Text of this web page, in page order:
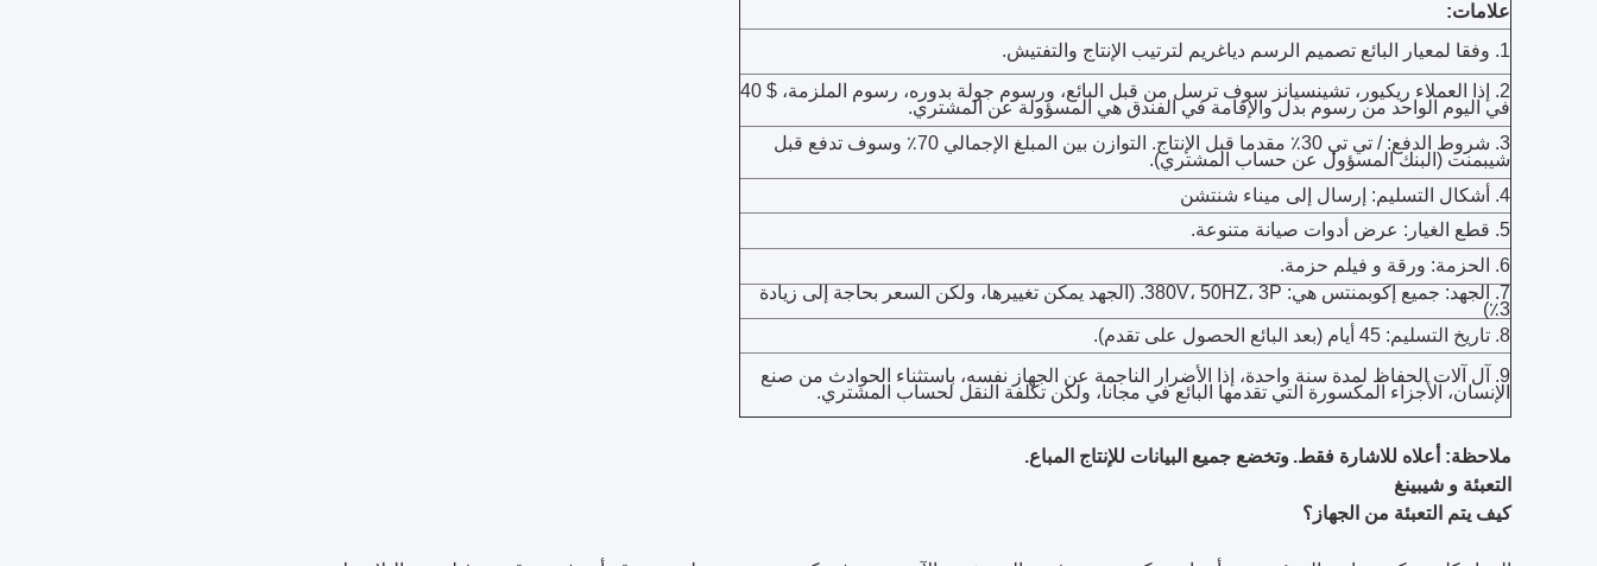
علامات:
1. وفقا لمعيار البائع تصميم الرسم دياغريم لترتيب الإنتاج والتفتيش.
2. إذا العملاء ريكيور، تشينسيانز سوف ترسل من قبل البائع، ورسوم جولة بدوره، رسوم الملزمة، $ 40
في اليوم الواحد من رسوم بدل والإقامة في الفندق هي المسؤولة عن المشتري.
3. شروط الدفع: / تي تي 30٪ مقدما قبل الإنتاج. التوازن بين المبلغ الإجمالي 70٪ وسوف تدفع قبل
شيبمنت (البنك المسؤول عن حساب المشتري).
4. أشكال التسليم: إرسال إلى ميناء شنتشن
5. قطع الغيار: عرض أدوات صيانة متنوعة.
6. الحزمة: ورقة و فيلم حزمة.
7. الجهد: جميع إكوبمنتس هي: 380V، 50HZ، 3P. (الجهد يمكن تغييرها، ولكن السعر بحاجة إلى زيادة
3٪)
8. تاريخ التسليم: 45 أيام (بعد البائع الحصول على تقدم).
9. آل آلات الحفاظ لمدة سنة واحدة، إذا الأضرار الناجمة عن الجهاز نفسه، باستثناء الحوادث من صنع
الإنسان، الأجزاء المكسورة التي تقدمها البائع في مجانا، ولكن تكلفة النقل لحساب المشتري.
ملاحظة: أعلاه للاشارة فقط. وتخضع جميع البيانات للإنتاج المباع.
التعبئة و شيبينغ
كيف يتم التعبئة من الجهاز؟